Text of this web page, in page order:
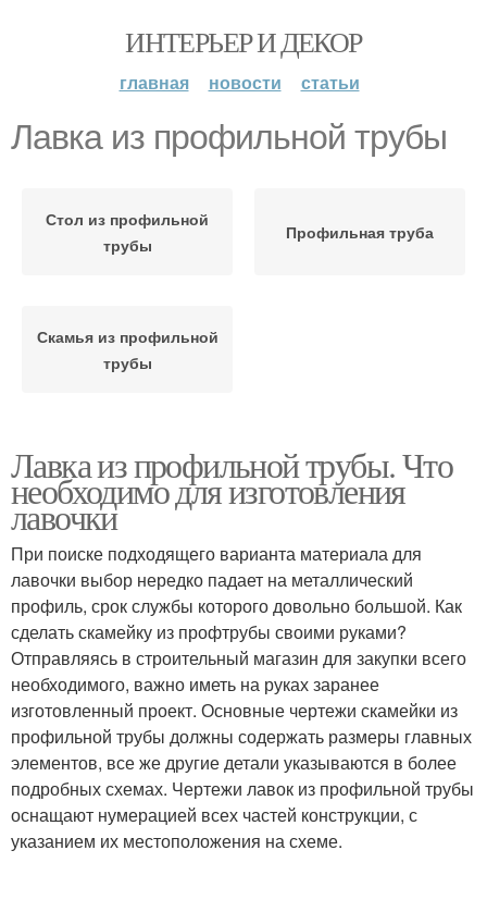
ИНТЕРЬЕР И ДЕКОР
главная новости статьи
Лавка из профильной трубы
Стол из профильной
трубы
Профильная труба
Скамья из профильной
трубы
Лавка из профильной трубы. Что
необходимо для изготовления
лавочки
При поиске подходящего варианта материала для
лавочки выбор нередко падает на металлический
профиль, срок службы которого довольно большой. Как
сделать скамейку из профтрубы своими руками?
Отправляясь в строительный магазин для закупки всего
необходимого, важно иметь на руках заранее
изготовленный проект. Основные чертежи скамейки из
профильной трубы должны содержать размеры главных
элементов, все же другие детали указываются в более
подробных схемах. Чертежи лавок из профильной трубы
оснащают нумерацией всех частей конструкции, с
указанием их местоположения на схеме.